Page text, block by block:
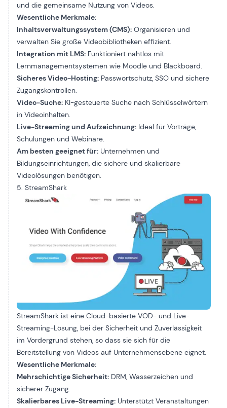
und die gemeinsame Nutzung von Videos.
Wesentliche Merkmale:
Inhaltsverwaltungssystem (CMS): Organisieren und
verwalten Sie große Videobibliotheken effizient.
Integration mit LMS: Funktioniert nahtlos mit
Lernmanagementsystemen wie Moodle und Blackboard.
Sicheres Video-Hosting: Passwortschutz, SSO und sichere
Zugangskontrollen.
Video-Suche: KI-gesteuerte Suche nach Schlüsselwörtern
in Videoinhalten.
Live-Streaming und Aufzeichnung: Ideal für Vorträge,
Schulungen und Webinare.
Am besten geeignet für: Unternehmen und
Bildungseinrichtungen, die sichere und skalierbare
Videolösungen benötigen.
5. StreamShark
StreamShark ist eine Cloud-basierte VOD- und Live-
Streaming-Lösung, bei der Sicherheit und Zuverlässigkeit
im Vordergrund stehen, so dass sie sich für die
Bereitstellung von Videos auf Unternehmensebene eignet.
Wesentliche Merkmale:
Mehrschichtige Sicherheit: DRM, Wasserzeichen und
sicherer Zugang.
Skalierbares Live-Streaming: Unterstützt Veranstaltungen